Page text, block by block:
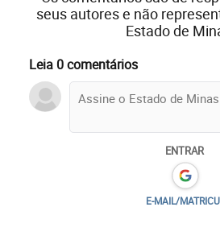
seus autores e não
Estado de
Leia 0 comentários
ENTRAR
E-MAIL/